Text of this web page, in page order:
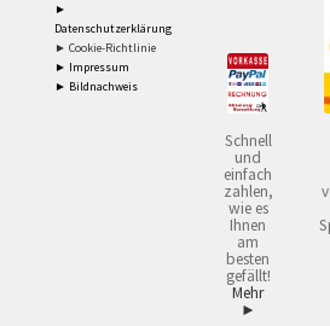
►
Datenschutzerklärung
► Cookie-Richtlinie
► Impressum
► Bildnachweis
Schnell
und
einfach
zahlen,
wie es
Ihnen
am
besten
gefällt!
Mehr
►